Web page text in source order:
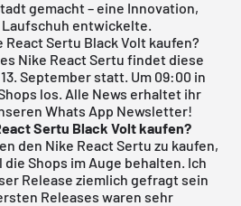
gemacht – eine Innovation,
entwickelte.
React Sertu Black Volt kaufen?
Nike React Sertu findet diese
September statt. Um 09:00 in
los. Alle News erhaltet ihr
Whats App Newsletter!
Sertu Black Voltkaufen?
den Nike React Sertu zu kaufen,
Shops im Auge behalten. Ich
Release ziemlich gefragt sein
Releases waren sehr